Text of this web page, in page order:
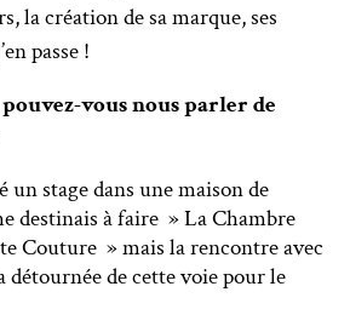
la création de sa marque, ses
passe !
vous nous parler de
stage dans une maison de
destinais à faire » La Chambre
Couture » mais la rencontre avec
détournée de cette voie pour le